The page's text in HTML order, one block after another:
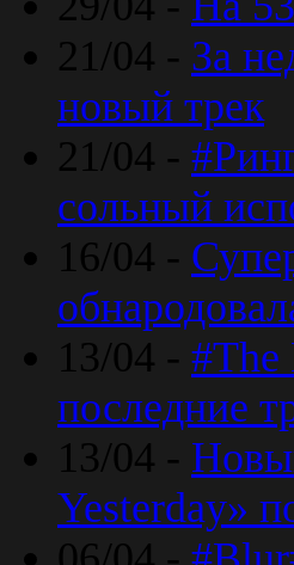
21/04 - За
новый трек
21/04 -
сольный
16/04 -
13/04 - #The
последние
13/04 -
Yesterday»